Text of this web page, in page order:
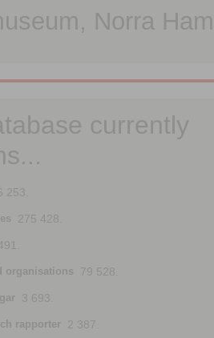
Norra
currently
253.
275 428.
organisations 79 528.
3 693.
rapporter 2 387.